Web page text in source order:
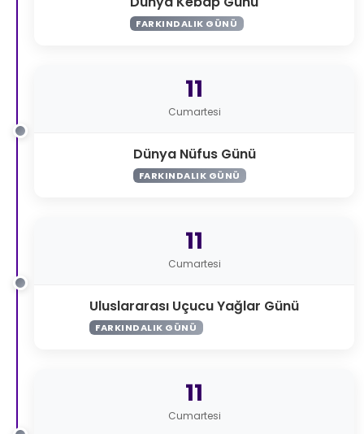
FARKINDALIK GÜNÜ
11
Cumartesi
Dünya Nüfus Günü
FARKINDALIK GÜNÜ
11
Cumartesi
Uluslararası Uçucu Yağlar Günü
FARKINDALIK GÜNÜ
11
Cumartesi